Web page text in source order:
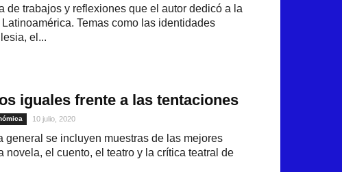
de trabajos y reflexiones que el autor dedicó a la
Temas como las identidades
el...
iguales frente a las tentaciones
10 julio, 2020
general se incluyen muestras de las mejores
novela, el cuento, el teatro y la crítica teatral de